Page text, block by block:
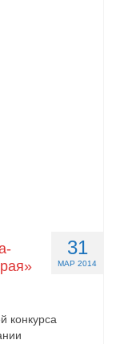
31
МАР 2014
конкурса